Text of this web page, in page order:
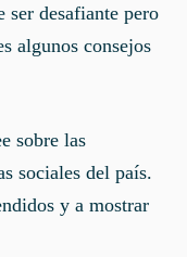
ser desafiante pero
algunos consejos
sobre las
sociales del país.
y a mostrar